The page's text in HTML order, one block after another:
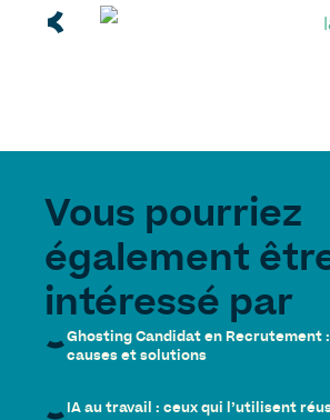
Vous pourriez
également
intéressé par
Ghosting Candidat en Recrutement
causes et solutions
IA au travail : ceux qui l’utilisent